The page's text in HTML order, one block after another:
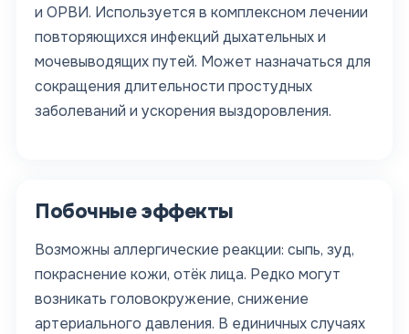
и ОРВИ. Используется в комплексном лечении
повторяющихся инфекций дыхательных и
мочевыводящих путей. Может назначаться для
сокращения длительности простудных
заболеваний и ускорения выздоровления.
Побочные эффекты
Возможны аллергические реакции: сыпь, зуд,
покраснение кожи, отёк лица. Редко могут
возникать головокружение, снижение
артериального давления. В единичных случаях